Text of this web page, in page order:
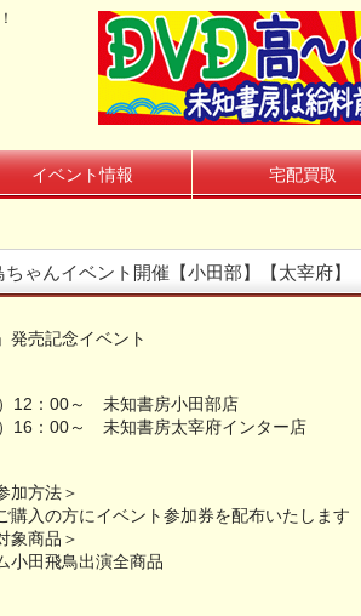
イベント情報 宅配買取
ゃんイベント開催【小田部】【太宰府】
発売記念イベント
12：00～ 未知書房小田部店
16：00～ 未知書房太宰府インター店
加方法＞
購入の方にイベント参加券を配布いたします
象商品＞
小田飛鳥出演全商品